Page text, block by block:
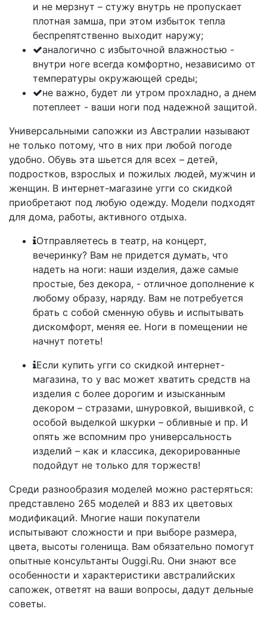
и не мерзнут – стужу внутрь не пропускает
плотная замша, при этом избыток тепла
беспрепятственно выходит наружу;
аналогично с избыточной влажностью -
внутри ноге всегда комфортно, независимо от
температуры окружающей среды;
не важно, будет ли утром прохладно, а днем
потеплеет - ваши ноги под надежной защитой.
Универсальными сапожки из Австралии называют
не только потому, что в них при любой погоде
удобно. Обувь эта шьется для всех – детей,
подростков, взрослых и пожилых людей, мужчин и
женщин. В интернет-магазине угги со скидкой
приобретают под любую одежду. Модели подходят
для дома, работы, активного отдыха.
Отправляетесь в театр, на концерт,
вечеринку? Вам не придется думать, что
надеть на ноги: наши изделия, даже самые
простые, без декора, - отличное дополнение к
любому образу, наряду. Вам не потребуется
брать с собой сменную обувь и испытывать
дискомфорт, меняя ее. Ноги в помещении не
начнут потеть!
Если купить угги со скидкой интернет-
магазина, то у вас может хватить средств на
изделия с более дорогим и изысканным
декором – стразами, шнуровкой, вышивкой, с
особой выделкой шкурки – обливные и пр. И
опять же вспомним про универсальность
изделий – как и классика, декорированные
подойдут не только для торжеств!
Среди разнообразия моделей можно растеряться:
представлено 265 моделей и 883 их цветовых
модификаций. Многие наши покупатели
испытывают сложности и при выборе размера,
цвета, высоты голенища. Вам обязательно помогут
опытные консультанты Ouggi.Ru. Они знают все
особенности и характеристики австралийских
сапожек, ответят на ваши вопросы, дадут дельные
советы.